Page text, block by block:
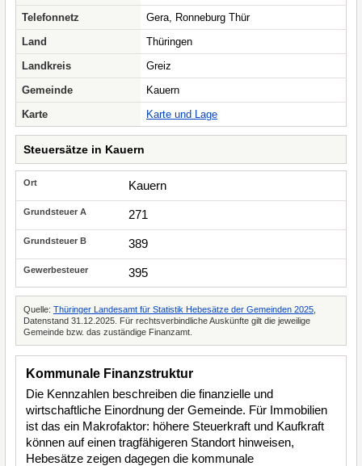
Telefonnetz
Gera, Ronneburg Thür
Land
Thüringen
Landkreis
Greiz
Gemeinde
Kauern
Karte
Karte und Lage
Steuersätze in Kauern
Kauern
271
389
395
Quelle: Thüringer Landesamt für Statistik Hebesätze der Gemeinden 2025
Datenstand 31.12.2025. Für rechtsverbindliche Auskünfte gilt die jeweilige
Gemeinde bzw. das zuständige Finanzamt.
Kommunale Finanzstruktur
Die Kennzahlen beschreiben die finanzielle und
wirtschaftliche Einordnung der Gemeinde. Für Immobilien
ist das ein Makrofaktor: höhere Steuerkraft und Kaufkraft
können auf einen tragfähigeren Standort hinweisen,
Hebesätze zeigen dagegen die kommunale